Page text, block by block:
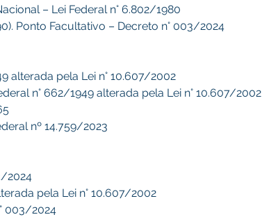
– Lei Federal n° 6.802/1980
Ponto Facultativo – Decreto n° 003/2024
alterada pela Lei n° 10.607/2002
n° 662/1949 alterada pela Lei n° 10.607/2002
nº 14.759/2023
2024
pela Lei n° 10.607/2002
003/2024